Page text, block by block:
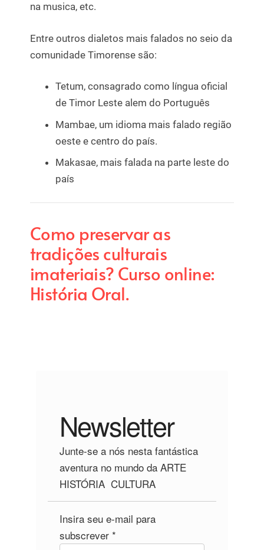
na musica, etc.
Entre outros dialetos mais falados no seio da
comunidade Timorense são:
Tetum, consagrado como língua oficial
de Timor Leste alem do Português
Mambae, um idioma mais falado região
oeste e centro do país.
Makasae, mais falada na parte leste do
país
Como preservar as
tradições culturais
imateriais? Curso online:
História Oral.
Newsletter
Junte-se a nós nesta fantástica
aventura no mundo da ARTE
HISTÓRIA CULTURA
Insira seu e-mail para
subscrever *